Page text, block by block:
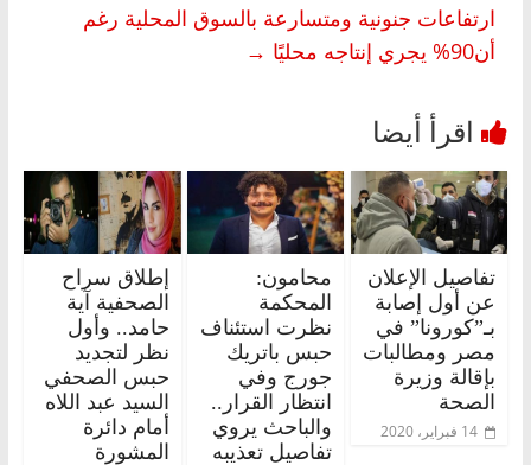
ارتفاعات جنونية ومتسارعة بالسوق المحلية رغم
أن90% يجري إنتاجه محليًا
→
تفاصيل الإعلان
عن أول إصابة
بـ”كورونا” في
مصر ومطالبات
بإقالة وزيرة
الصحة
14 فبراير، 2020
محامون:
المحكمة
نظرت استئناف
حبس باتريك
جورج وفي
انتظار القرار..
والباحث يروي
تفاصيل تعذيبه
إطلاق سراح
الصحفية آية
حامد.. وأول
نظر لتجديد
حبس الصحفي
السيد عبد اللاه
أمام دائرة
المشورة